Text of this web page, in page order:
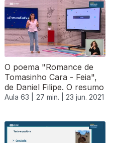
O poema "Romance de
Tomasinho Cara - Feia",
de Daniel Filipe. O resumo
Aula 63 | 27 min. | 23 jun. 2021